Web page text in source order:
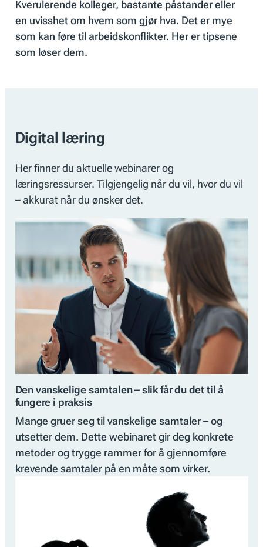
Kverulerende kolleger, bastante påstander eller
en uvisshet om hvem som gjør hva. Det er mye
som kan føre til arbeidskonflikter. Her er tipsene
som løser dem.
Digital læring
Her finner du aktuelle webinarer og
læringsressurser. Tilgjengelig når du vil, hvor du vil
– akkurat når du ønsker det.
Den vanskelige samtalen – slik får du det til å
fungere i praksis
Mange gruer seg til vanskelige samtaler – og
utsetter dem. Dette webinaret gir deg konkrete
metoder og trygge rammer for å gjennomføre
krevende samtaler på en måte som virker.